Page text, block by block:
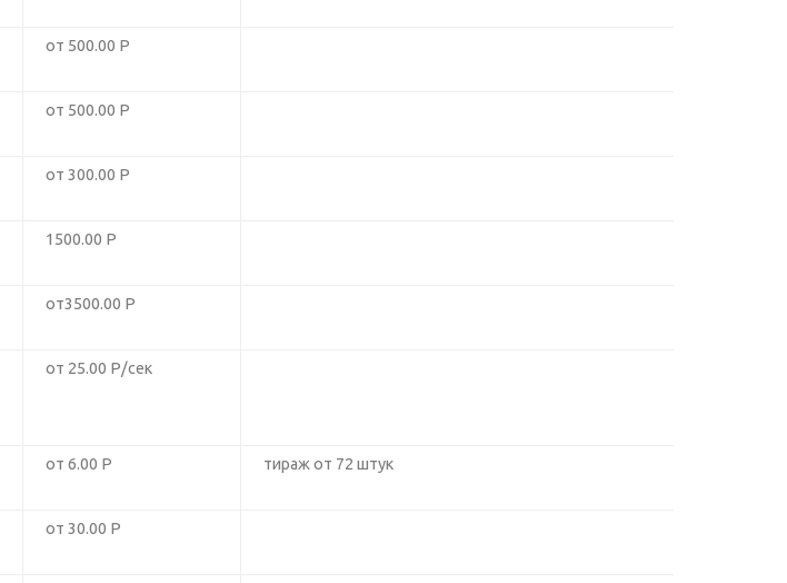
от 500.00 Р
от 500.00 Р
от 300.00 Р
1500.00 Р
от3500.00 Р
от 25.00 Р/сек
от 6.00 Р тираж от 72 штук
от 30.00 Р